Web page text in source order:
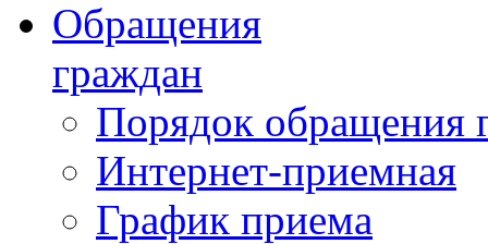
Обращения
граждан
Порядок обращения
Интернет-приемная
График приема